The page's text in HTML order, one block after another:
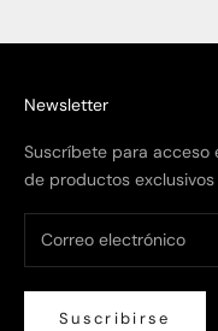
Newsletter
Suscríbete para acceso
de productos
Suscribirse